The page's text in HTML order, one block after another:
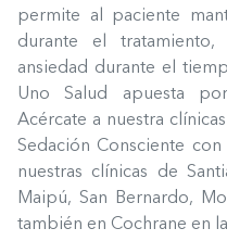
permite al paciente
durante el
ansiedad durante el
Uno Salud apuesta
Acércate a nuestra
Sedación Consciente
nuestras clínicas de
Maipú, San Bernardo,
también en Cochrane en